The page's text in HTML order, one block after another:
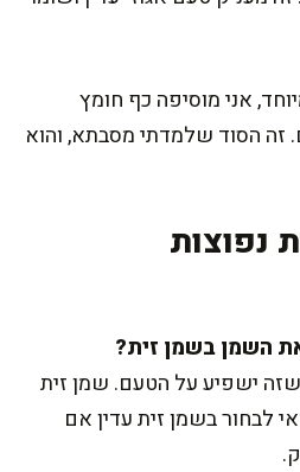
אני מוסיפה כף חומץ
זה הסוד שלמדתי מסבתא, והוא
נפוצות
ישפיע על הטעם. שמן זית
לבחור בשמן זית עדין אם